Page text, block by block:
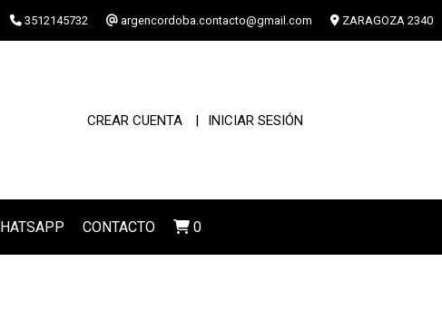
3512145732 argencordoba.contacto@gmail.com ZARAGOZA 2340
CREAR CUENTA INICIAR SESIÓN
CONTACTO 0